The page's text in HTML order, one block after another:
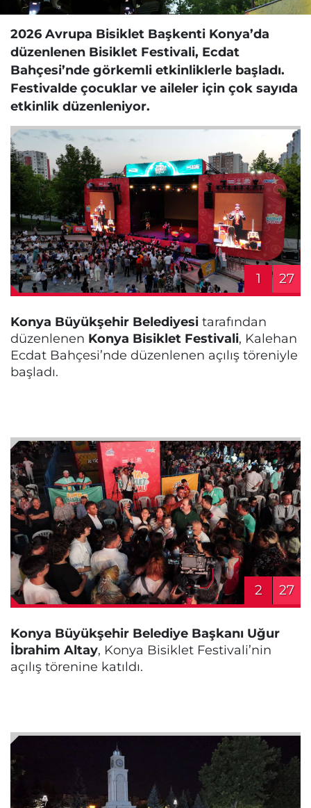
2026 Avrupa Bisiklet Başkenti Konya’da
düzenlenen Bisiklet Festivali, Ecdat
Bahçesi’nde görkemli etkinliklerle başladı.
Festivalde çocuklar ve aileler için çok sayıda
etkinlik düzenleniyor.
1 27
Konya Büyükşehir Belediyesi tarafından
düzenlenen Konya Bisiklet Festivali, Kalehan
Ecdat Bahçesi’nde düzenlenen açılış töreniyle
başladı.
2 27
Konya Büyükşehir Belediye Başkanı Uğur
İbrahim Altay, Konya Bisiklet Festivali’nin
açılış törenine katıldı.